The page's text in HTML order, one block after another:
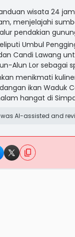
wisata 24
menjelajahi
pendakian
Umbul
Candi Lawang
Alun Lor sebagai
menikmati
ikan Waduk
hangat di
AI-assisted and